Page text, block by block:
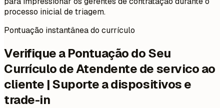
processo inicial de triagem.
Pontuação instantânea do currículo
Verifique a Pontuação do Seu
Currículo de Atendente de servico ao
cliente | Suporte a dispositivos e
trade-in